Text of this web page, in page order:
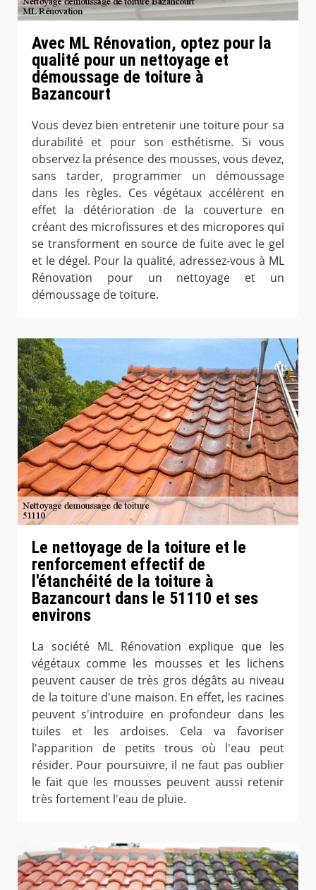
Avec ML Rénovation, optez pour la
qualité pour un nettoyage et
démoussage de toiture à
Bazancourt
Vous devez bien entretenir une toiture pour sa
durabilité et pour son esthétisme. Si vous
observez la présence des mousses, vous devez,
sans tarder, programmer un démoussage
dans les règles. Ces végétaux accélèrent en
effet la détérioration de la couverture en
créant des microfissures et des micropores qui
se transforment en source de fuite avec le gel
et le dégel. Pour la qualité, adressez-vous à ML
Rénovation pour un nettoyage et un
démoussage de toiture.
Le nettoyage de la toiture et le
renforcement effectif de
l'étanchéité de la toiture à
Bazancourt dans le 51110 et ses
environs
La société ML Rénovation explique que les
végétaux comme les mousses et les lichens
peuvent causer de très gros dégâts au niveau
de la toiture d'une maison. En effet, les racines
peuvent s'introduire en profondeur dans les
tuiles et les ardoises. Cela va favoriser
l'apparition de petits trous où l'eau peut
résider. Pour poursuivre, il ne faut pas oublier
le fait que les mousses peuvent aussi retenir
très fortement l'eau de pluie.